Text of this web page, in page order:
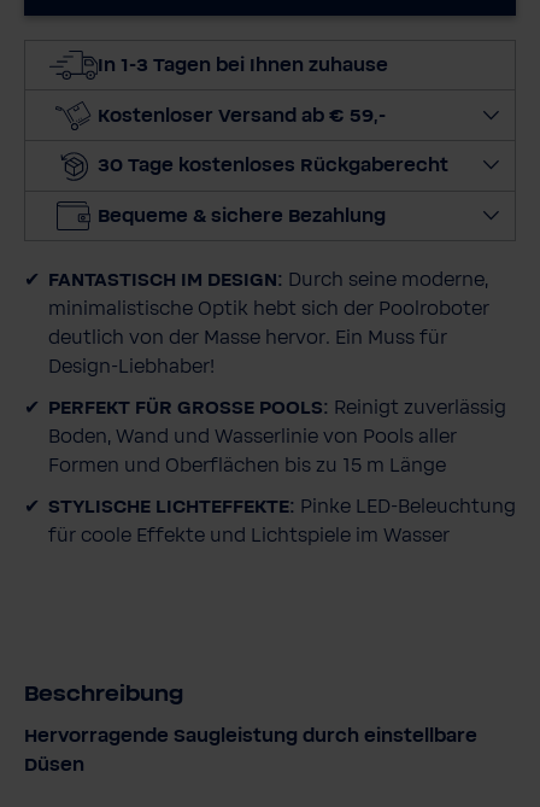
e
e
e
g
u
In 1-3 Tagen bei Ihnen zuhause
Kostenloser Versand ab € 59,-
30 Tage kostenloses Rückgaberecht
Bequeme & sichere Bezahlung
FANTASTISCH IM DESIGN: Durch seine moderne,
minimalistische Optik hebt sich der Poolroboter
deutlich von der Masse hervor. Ein Muss für
Design-Liebhaber!
PERFEKT FÜR GROSSE POOLS: Reinigt zuverlässig
Boden, Wand und Wasserlinie von Pools aller
Formen und Oberflächen bis zu 15 m Länge
STYLISCHE LICHTEFFEKTE: Pinke LED-Beleuchtung
für coole Effekte und Lichtspiele im Wasser
Beschreibung
Hervorragende Saugleistung durch einstellbare
Düsen